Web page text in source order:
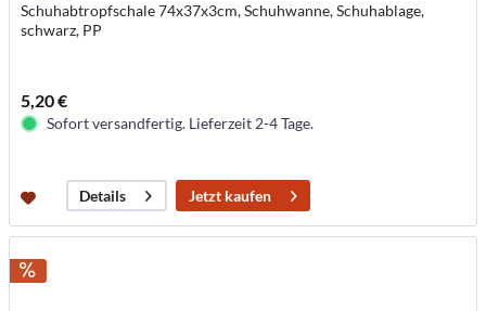
Schuhabtropfschale 74x37x3cm, Schuhwanne, Schuhablage,
schwarz, PP
5,20 €
Sofort versandfertig. Lieferzeit 2-4 Tage.
Details Jetzt kaufen